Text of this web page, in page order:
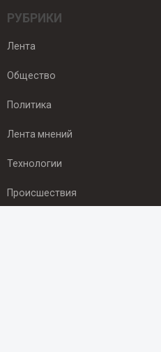
РУБРИКИ
Лента
Общество
Политика
Лента мнений
Технологии
Происшествия